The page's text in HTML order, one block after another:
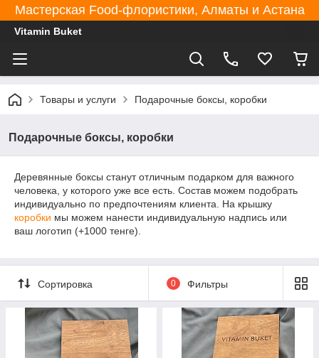
Мастерская Food-флористики, Алматы и Астана
Vitamin Buket
Товары и услуги Подарочные боксы, коробки
Подарочные боксы, коробки
Деревянные боксы станут отличным подарком для важного
человека, у которого уже все есть. Состав можем подобрать
индивидуально по предпочтениям клиента. На крышку
коробки мы можем нанести индивидуальную надпись или
ваш логотип (+1000 тенге).
Сортировка 0 Фильтры